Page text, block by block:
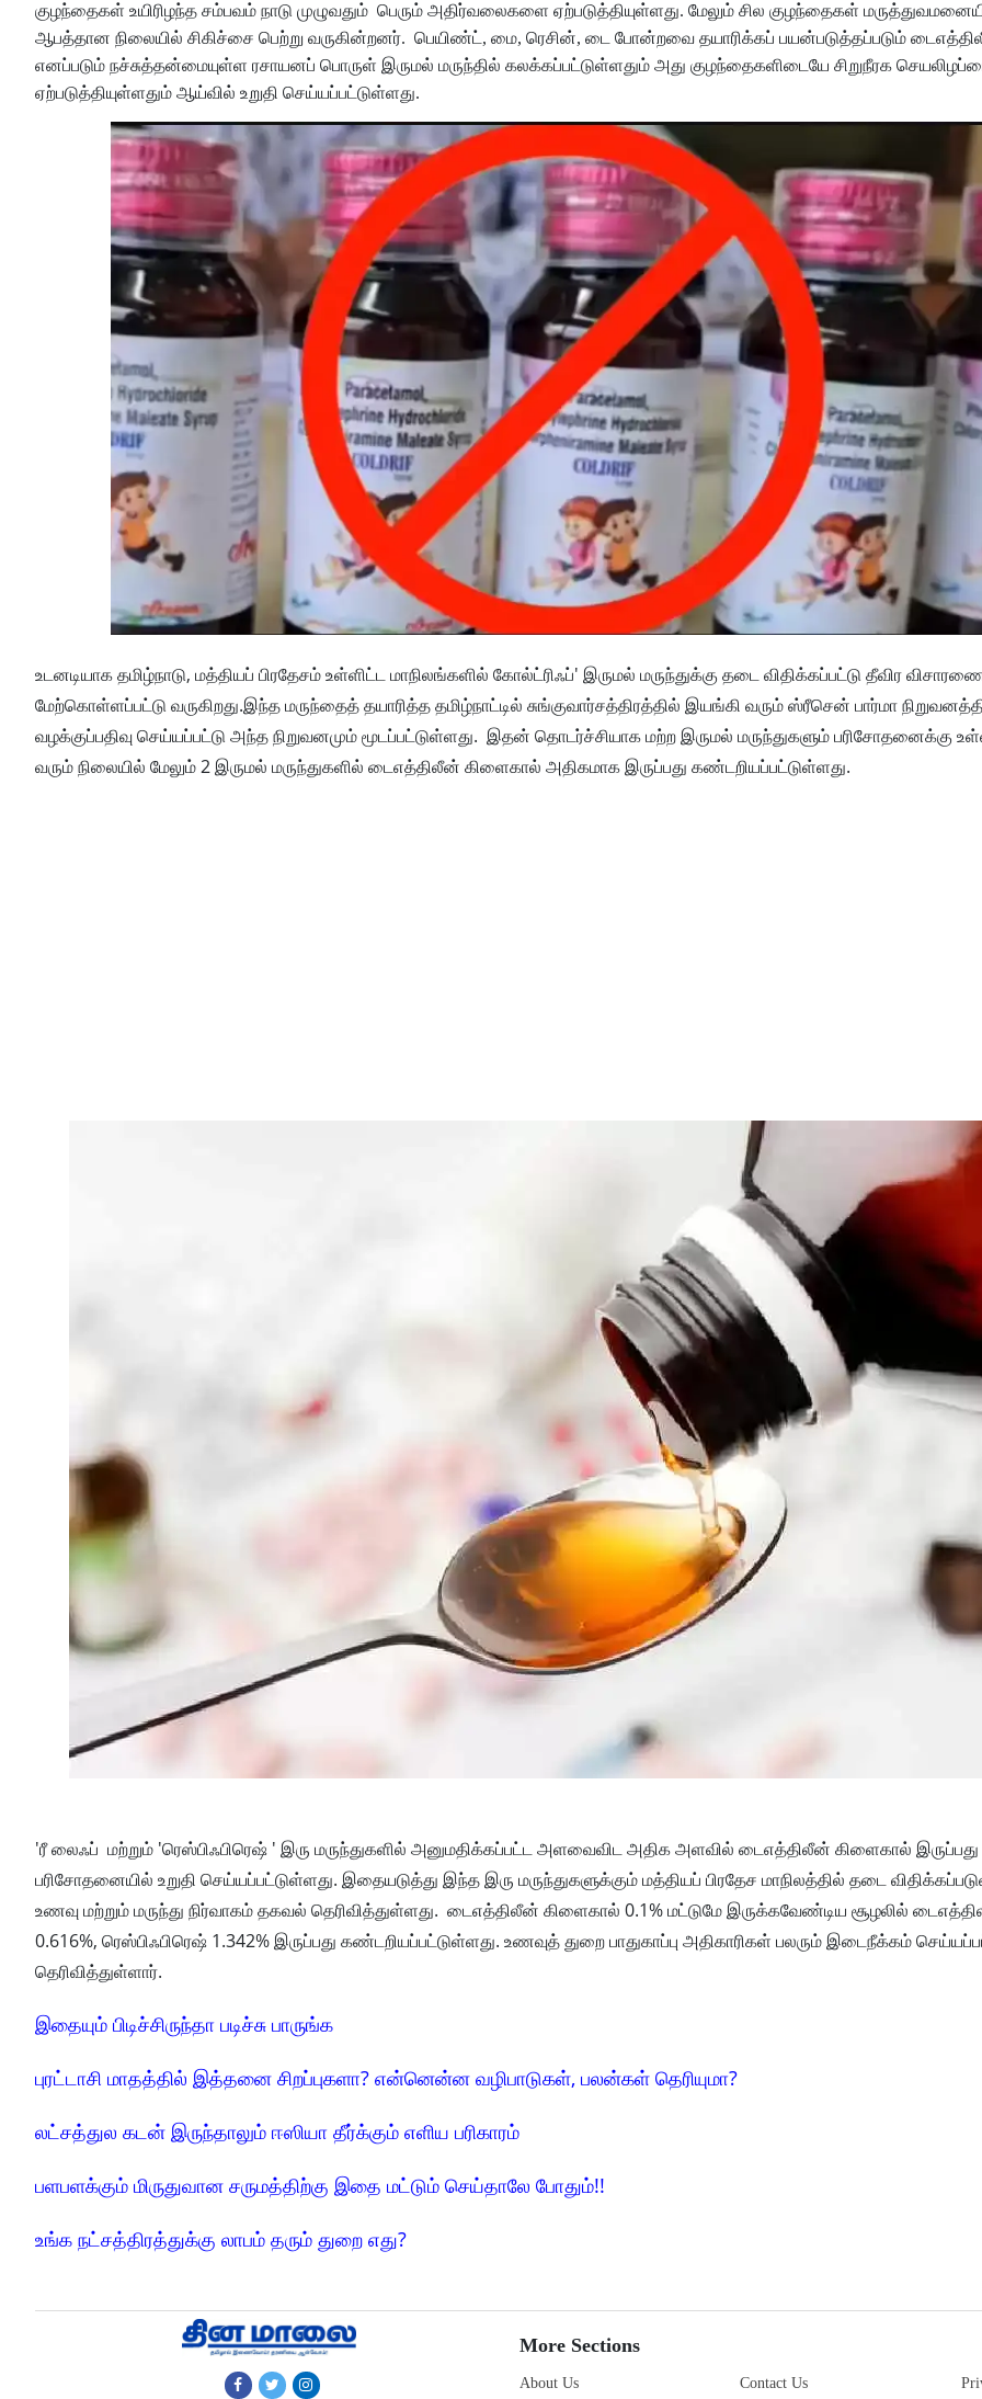
குழந்தைகள் உயிரிழந்த சம்பவம் நாடு முழுவதும் பெரும் அதிர்வலைகளை ஏற்படுத்தியுள்ளது. மேலும் சில குழந்தைகள்
ஆபத்தான நிலையில் சிகிச்சை பெற்று வருகின்றனர். பெயிண்ட், மை, ரெசின், டை போன்றவை தயாரிக்கப் பயன்படுத்தப்படும்
எனப்படும் நச்சுத்தன்மையுள்ள ரசாயனப் பொருள் இருமல் மருந்தில் கலக்கப்பட்டுள்ளதும் அது குழந்தைகளிடையே சிறுநீரக
ஏற்படுத்தியுள்ளதும் ஆய்வில் உறுதி செய்யப்பட்டுள்ளது.
உடனடியாக தமிழ்நாடு, மத்தியப் பிரதேசம் உள்ளிட்ட மாநிலங்களில் கோல்ட்ரிஃப்' இருமல் மருந்துக்கு தடை விதிக்கப்பட்டு தீவிர
மேற்கொள்ளப்பட்டு வருகிறது.இந்த மருந்தைத் தயாரித்த தமிழ்நாட்டில் சுங்குவார்சத்திரத்தில் இயங்கி வரும் ஸ்ரீசென் பார்மா
வழக்குப்பதிவு செய்யப்பட்டு அந்த நிறுவனமும் மூடப்பட்டுள்ளது. இதன் தொடர்ச்சியாக மற்ற இருமல் மருந்துகளும் பரிசோதனைக்கு
வரும் நிலையில் மேலும் 2 இருமல் மருந்துகளில் டைஎத்திலீன் கிளைகால் அதிகமாக இருப்பது கண்டறியப்பட்டுள்ளது.
'ரீ லைஃப் மற்றும் 'ரெஸ்பிஃபிரெஷ் ' இரு மருந்துகளில் அனுமதிக்கப்பட்ட அளவைவிட அதிக அளவில் டைஎத்திலீன் கிளைகால் இருப்பது
பரிசோதனையில் உறுதி செய்யப்பட்டுள்ளது. இதையடுத்து இந்த இரு மருந்துகளுக்கும் மத்தியப் பிரதேச மாநிலத்தில் தடை
உணவு மற்றும் மருந்து நிர்வாகம் தகவல் தெரிவித்துள்ளது. டைஎத்திலீன் கிளைகால் 0.1% மட்டுமே இருக்கவேண்டிய சூழலில்
0.616%, ரெஸ்பிஃபிரெஷ் 1.342% இருப்பது கண்டறியப்பட்டுள்ளது. உணவுத் துறை பாதுகாப்பு அதிகாரிகள் பலரும் இடைநீக்கம்
தெரிவித்துள்ளார்.
இதையும் பிடிச்சிருந்தா படிச்சு பாருங்க
புரட்டாசி மாதத்தில் இத்தனை சிறப்புகளா? என்னென்ன வழிபாடுகள், பலன்கள் தெரியுமா?
லட்சத்துல கடன் இருந்தாலும் ஈஸியா தீர்க்கும் எளிய பரிகாரம்
பளபளக்கும் மிருதுவான சருமத்திற்கு இதை மட்டும் செய்தாலே போதும்!!
உங்க நட்சத்திரத்துக்கு லாபம் தரும் துறை எது?
More Sections
About Us Contact Us